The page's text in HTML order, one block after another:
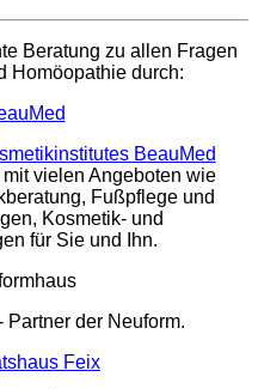
Beratung zu allen Fragen
Homöopathie durch:
BeauMed
vielen Angeboten wie
Fußpflege und
Kosmetik- und
für Sie und Ihn.
Partner der Neuform.